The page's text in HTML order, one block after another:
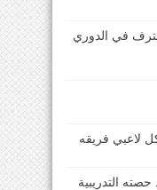
في الدوري
لاعبي فريقه
التدريبية